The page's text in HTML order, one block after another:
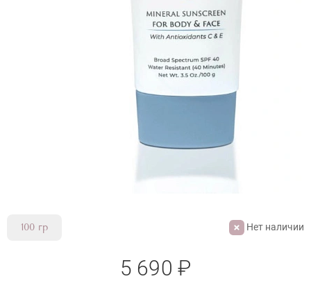
100 гр Нет наличии
5 690 ₽